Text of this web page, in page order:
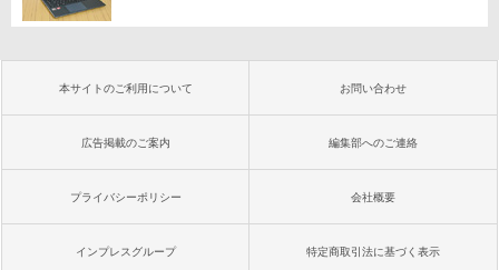
本サイトのご利用について お問い合わせ
広告掲載のご案内 編集部へのご連絡
プライバシーポリシー 会社概要
インプレスグループ 特定商取引法に基づく表示